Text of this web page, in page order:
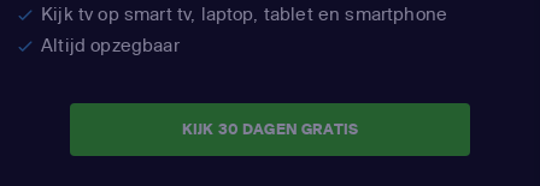
Kijk tv op smart tv, laptop, tablet en smartphone
Altijd opzegbaar
KIJK 30 DAGEN GRATIS